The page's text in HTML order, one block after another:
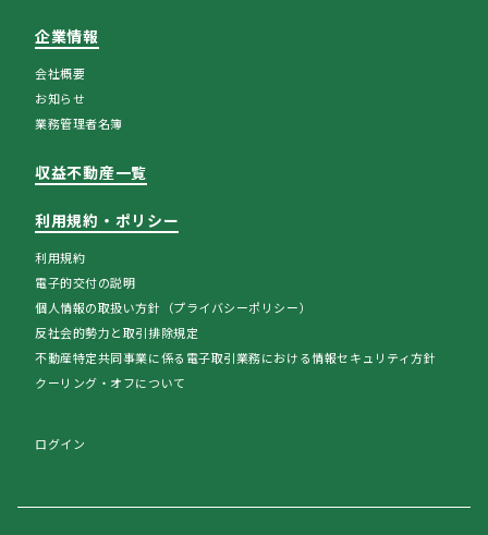
企業情報
会社概要
お知らせ
業務管理者名簿
収益不動産一覧
利用規約・ポリシー
利用規約
電子的交付の説明
個人情報の取扱い方針（プライバシーポリシー）
反社会的勢力と取引排除規定
不動産特定共同事業に係る電子取引業務における情報セキュリティ方針
クーリング・オフについて
ログイン